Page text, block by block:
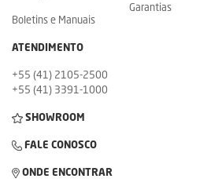
Boletins e Manuais
Garantias
ATENDIMENTO
+55 (41) 2105-2500
+55 (41) 3391-1000
SHOWROOM
FALE CONOSCO
ONDE ENCONTRAR